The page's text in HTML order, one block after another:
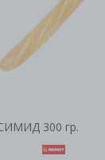
300 гр.